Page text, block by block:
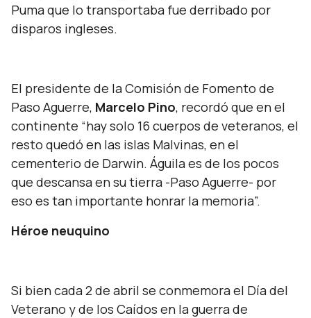
Puma que lo transportaba fue derribado por
disparos ingleses.
El presidente de la Comisión de Fomento de
Paso Aguerre, Marcelo Pino, recordó que en el
continente “hay solo 16 cuerpos de veteranos, el
resto quedó en las islas Malvinas, en el
cementerio de Darwin. Águila es de los pocos
que descansa en su tierra -Paso Aguerre- por
eso es tan importante honrar la memoria”.
Héroe neuquino
Si bien cada 2 de abril se conmemora el Día del
Veterano y de los Caídos en la guerra de